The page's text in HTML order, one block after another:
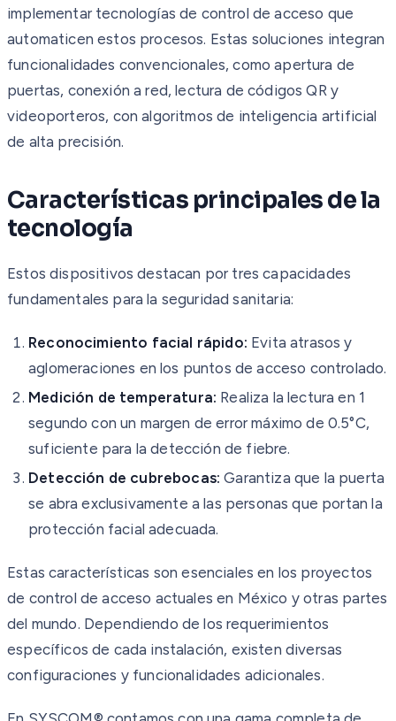
implementar tecnologías de control de acceso que
automaticen estos procesos. Estas soluciones integran
funcionalidades convencionales, como apertura de
puertas, conexión a red, lectura de códigos QR y
videoporteros, con algoritmos de inteligencia artificial
de alta precisión.
Características principales de la
tecnología
Estos dispositivos destacan por tres capacidades
fundamentales para la seguridad sanitaria:
Reconocimiento facial rápido: Evita atrasos y
aglomeraciones en los puntos de acceso controlado.
Medición de temperatura: Realiza la lectura en 1
segundo con un margen de error máximo de 0.5°C,
suficiente para la detección de fiebre.
Detección de cubrebocas: Garantiza que la puerta
se abra exclusivamente a las personas que portan la
protección facial adecuada.
Estas características son esenciales en los proyectos
de control de acceso actuales en México y otras partes
del mundo. Dependiendo de los requerimientos
específicos de cada instalación, existen diversas
configuraciones y funcionalidades adicionales.